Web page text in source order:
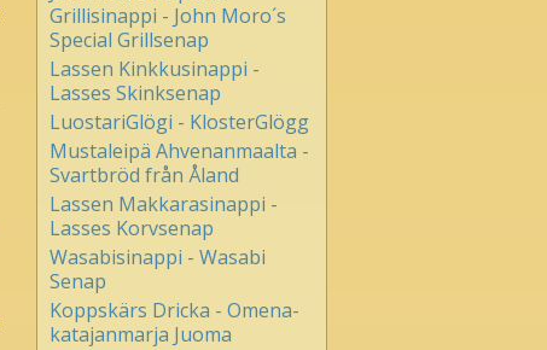
Grillisinappi - John Moro´s
Special Grillsenap
Lassen Kinkkusinappi -
Lasses Skinksenap
LuostariGlögi - KlosterGlögg
Mustaleipä Ahvenanmaalta -
Svartbröd från Åland
Lassen Makkarasinappi -
Lasses Korvsenap
Wasabisinappi - Wasabi
Senap
Koppskärs Dricka - Omena-
katajanmarja Juoma